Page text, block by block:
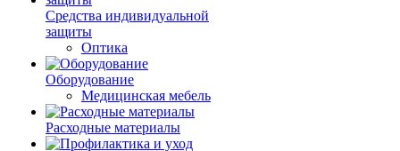
Средства индивидуальной
защиты
Оптика
Оборудование
Медицинская мебель
Расходные материалы